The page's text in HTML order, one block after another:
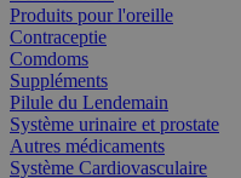
Produits pour l'oreille
Contraceptie
Comdoms
Suppléments
Pilule du Lendemain
Système urinaire et prostate
Autres médicaments
Système Cardiovasculaire